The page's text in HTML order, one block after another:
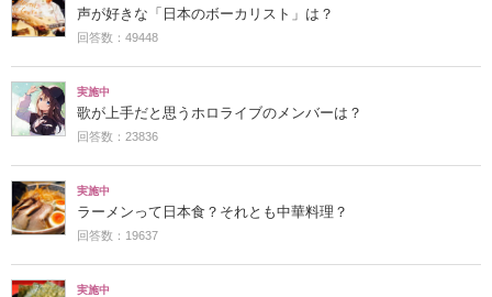
声が好きな「日本のボーカリスト」は？
回答数：49448
実施中
歌が上手だと思うホロライブのメンバーは？
回答数：23836
実施中
ラーメンって日本食？それとも中華料理？
回答数：19637
実施中